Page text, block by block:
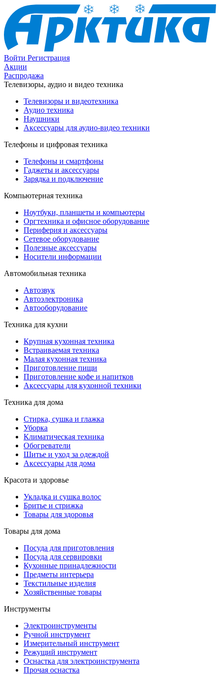
Войти Регистрация
Акции
Распродажа
Телевизоры, аудио и видео техника
Телевизоры и видеотехника
Аудио техника
Наушники
Аксессуары для аудио-видео техники
Телефоны и цифровая техника
Телефоны и смартфоны
Гаджеты и аксессуары
Зарядка и подключение
Компьютерная техника
Ноутбуки, планшеты и компьютеры
Оргтехника и офисное оборудование
Периферия и аксессуары
Cетевое оборудование
Полезные аксессуары
Носители информации
Автомобильная техника
Автозвук
Автоэлектроника
Автооборудование
Техника для кухни
Крупная кухонная техника
Встраиваемая техника
Малая кухонная техника
Приготовление пищи
Приготовление кофе и напитков
Аксессуары для кухонной техники
Техника для дома
Стирка, сушка и глажка
Уборка
Климатическая техника
Обогреватели
Шитье и уход за одеждой
Аксессуары для дома
Красота и здоровье
Укладка и сушка волос
Бритье и стрижка
Товары для здоровья
Товары для дома
Посуда для приготовления
Посуда для сервировки
Кухонные принадлежности
Предметы интерьера
Текстильные изделия
Хозяйственные товары
Инструменты
Электроинструменты
Ручной инструмент
Измерительный инструмент
Режущий инструмент
Оснастка для электроинструмента
Прочая оснастка